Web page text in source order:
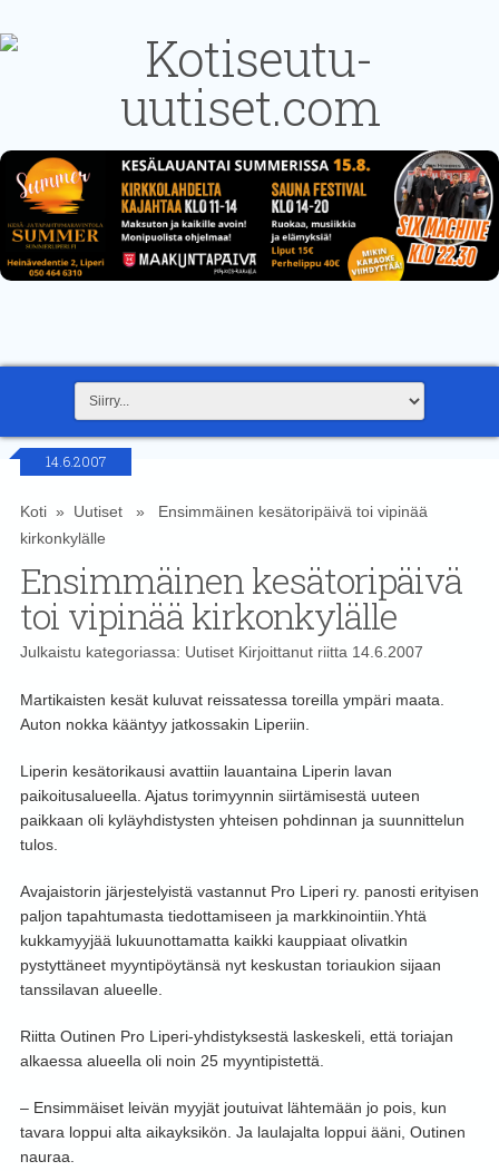
14.6.2007
Koti» Uutiset» Ensimmäinen kesätoripäivä toi vipinää
kirkonkylälle
Ensimmäinen kesätoripäivä
toi vipinää kirkonkylälle
Julkaistu kategoriassa: UutisetKirjoittanut riitta14.6.2007
Martikaisten kesät kuluvat reissatessa toreilla ympäri maata.
Auton nokka kääntyy jatkossakin Liperiin.
Liperin kesätorikausi avattiin lauantaina Liperin lavan
paikoitusalueella. Ajatus torimyynnin siirtämisestä uuteen
paikkaan oli kyläyhdistysten yhteisen pohdinnan ja suunnittelun
tulos.
Avajaistorin järjestelyistä vastannut Pro Liperi ry. panosti erityisen
paljon tapahtumasta tiedottamiseen ja markkinointiin.Yhtä
kukkamyyjää lukuunottamatta kaikki kauppiaat olivatkin
pystyttäneet myyntipöytänsä nyt keskustan toriaukion sijaan
tanssilavan alueelle.
Riitta Outinen Pro Liperi-yhdistyksestä laskeskeli, että toriajan
alkaessa alueella oli noin 25 myyntipistettä.
– Ensimmäiset leivän myyjät joutuivat lähtemään jo pois, kun
tavara loppui alta aikayksikön. Ja laulajalta loppui ääni, Outinen
nauraa.